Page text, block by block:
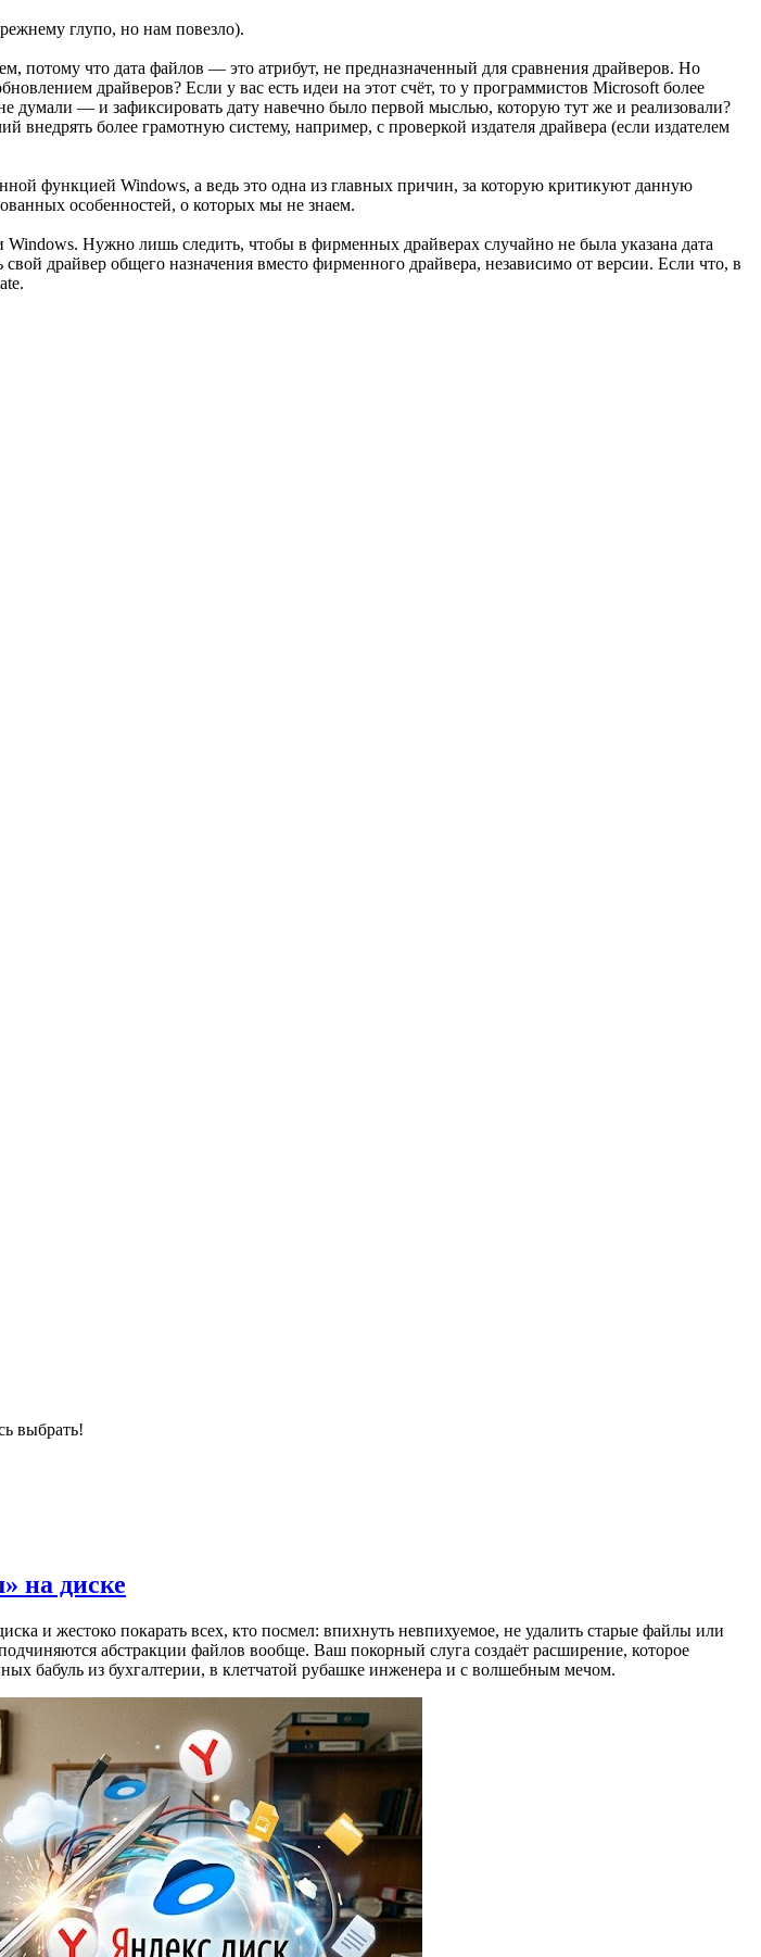
глупо, но нам повезло).
что дата файлов — это атрибут, не предназначенный для сравнения драйверов. Но
драйверов? Если у вас есть идеи на этот счёт, то у программистов Microsoft более
думали — и зафиксировать дату навечно было первой мыслью, которую тут же и реализовали?
более грамотную систему, например, с проверкой издателя драйвера (если издателем
функцией Windows, а ведь это одна из главных причин, за которую критикуют данную
особенностей, о которых мы не знаем.
Нужно лишь следить, чтобы в фирменных драйверах случайно не была указана дата
драйвер общего назначения вместо фирменного драйвера, независимо от версии. Если что, в
выбрать!
на диске
и жестоко покарать всех, кто посмел: впихнуть невпихуемое, не удалить старые файлы или
абстракции файлов вообще. Ваш покорный слуга создаёт расширение, которое
бабуль из бухгалтерии, в клетчатой рубашке инженера и с волшебным мечом.